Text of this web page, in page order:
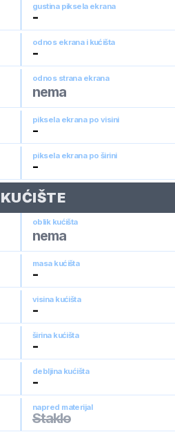
gustina piksela ekrana
-
odnos ekrana i kućišta
-
odnos strana ekrana
nema
piksela ekrana po visini
-
piksela ekrana po širini
-
KUĆIŠTE
oblik kućišta
nema
masa kućišta
-
visina kućišta
-
širina kućišta
-
debljina kućišta
-
napred materijal
Staklo